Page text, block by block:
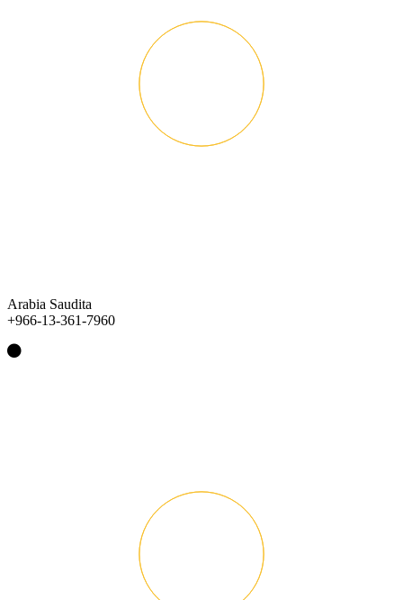
Arabia Saudita
+966-13-361-7960